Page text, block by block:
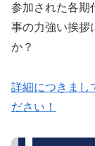
参加された各期
事の力強い挨拶
か？
詳細につきまし
ださい！